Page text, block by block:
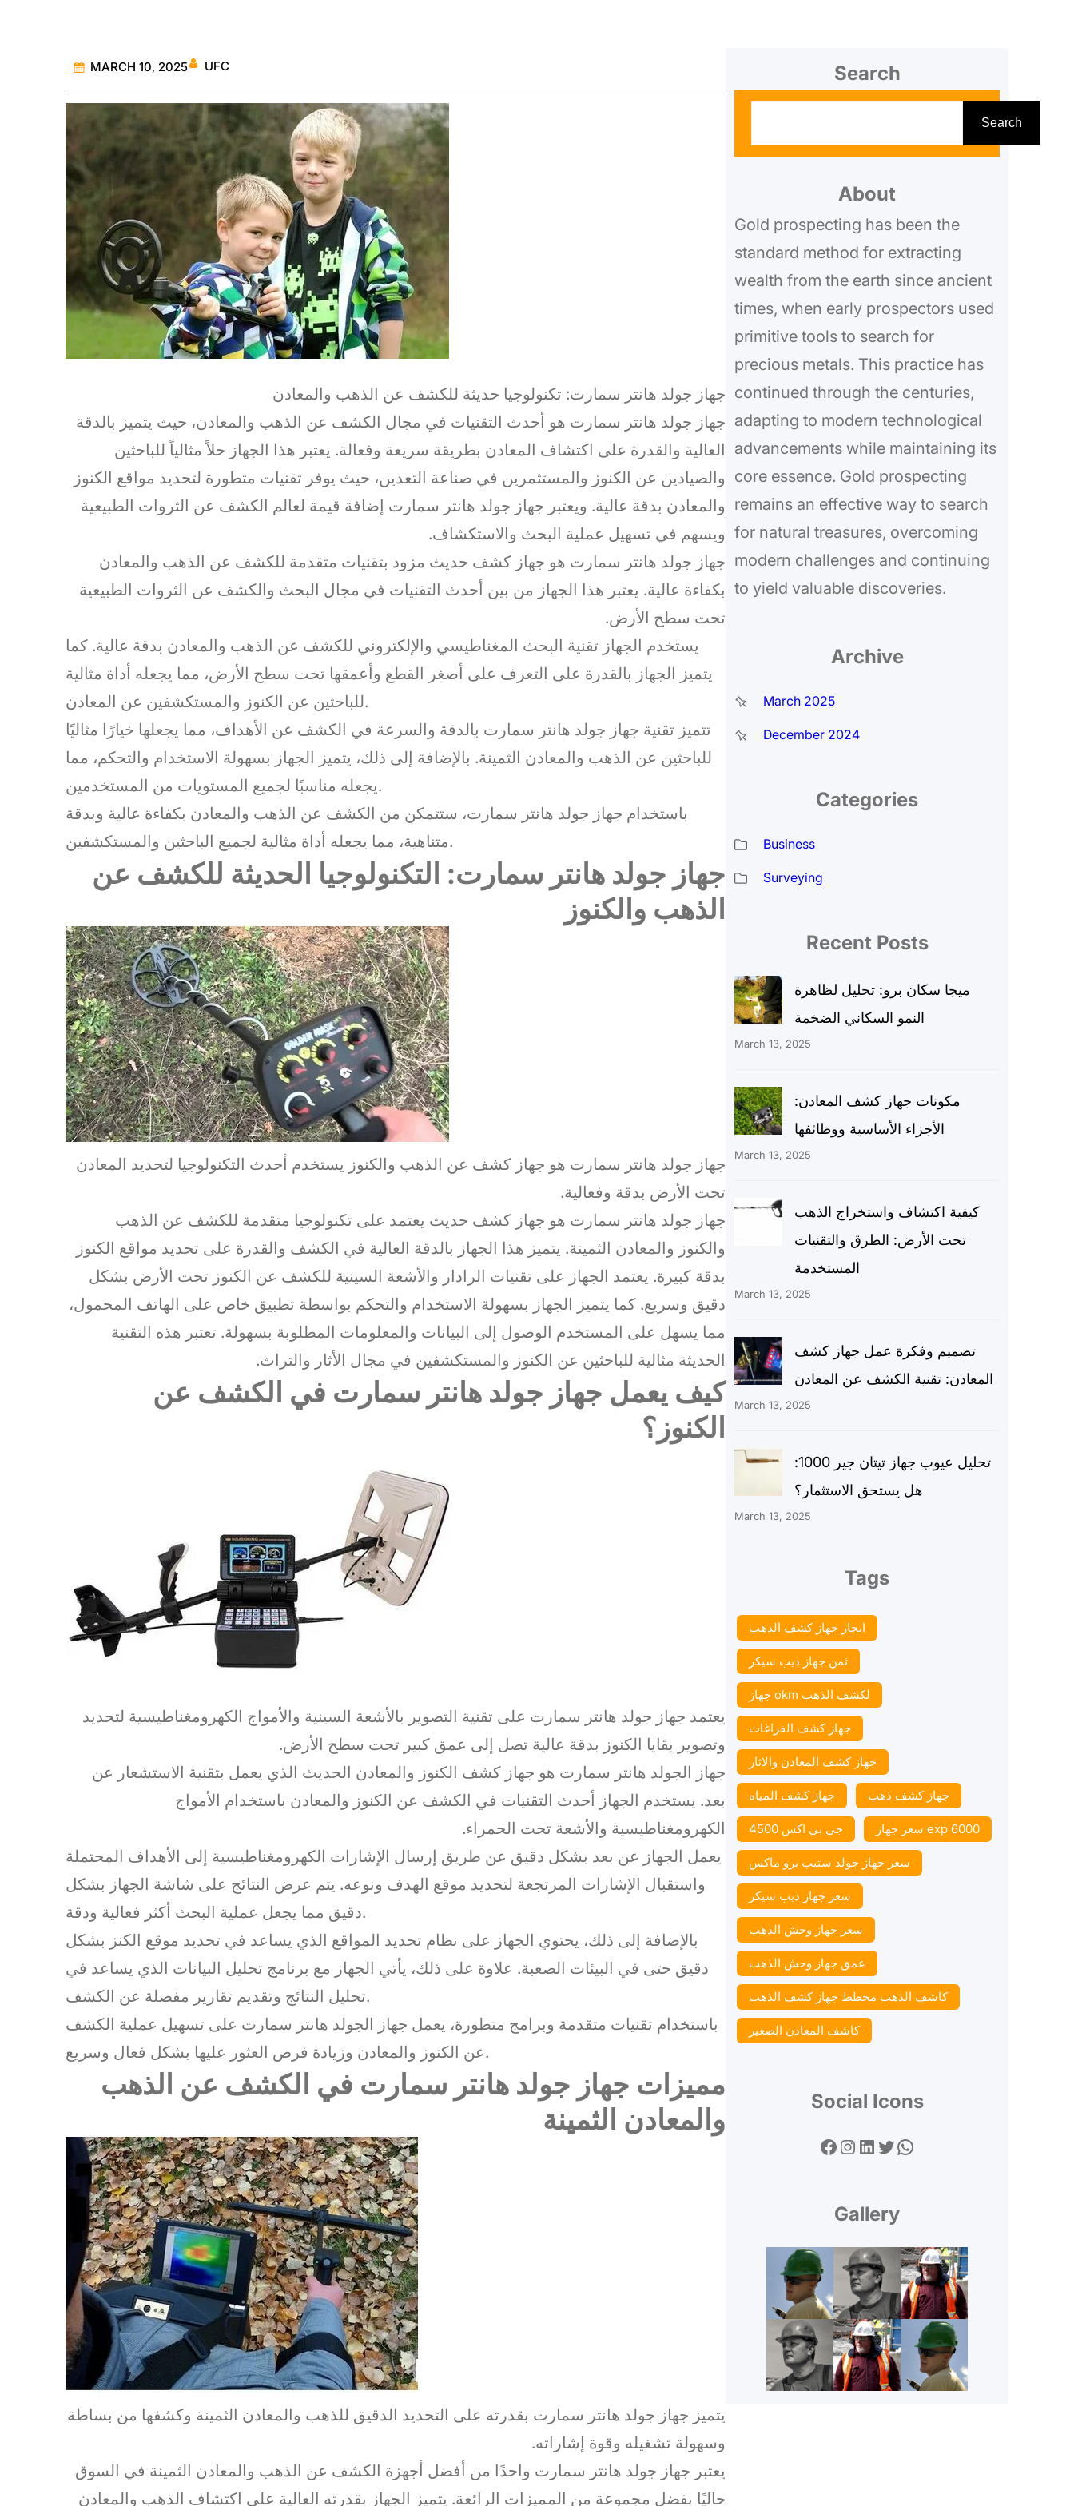
MARCH 10, 2025 UFC
جهاز جولد هانتر سمارت: تكنولوجيا حديثة للكشف عن الذهب والمعادن
جهاز جولد هانتر سمارت هو أحدث التقنيات في مجال الكشف عن الذهب والمعادن، حيث يتميز بالدقة
العالية والقدرة على اكتشاف المعادن بطريقة سريعة وفعالة. يعتبر هذا الجهاز حلاً مثالياً للباحثين
والصيادين عن الكنوز والمستثمرين في صناعة التعدين، حيث يوفر تقنيات متطورة لتحديد مواقع الكنوز
والمعادن بدقة عالية. ويعتبر جهاز جولد هانتر سمارت إضافة قيمة لعالم الكشف عن الثروات الطبيعية
ويسهم في تسهيل عملية البحث والاستكشاف.
جهاز جولد هانتر سمارت هو جهاز كشف حديث مزود بتقنيات متقدمة للكشف عن الذهب والمعادن
بكفاءة عالية. يعتبر هذا الجهاز من بين أحدث التقنيات في مجال البحث والكشف عن الثروات الطبيعية
تحت سطح الأرض.
يستخدم الجهاز تقنية البحث المغناطيسي والإلكتروني للكشف عن الذهب والمعادن بدقة عالية. كما
يتميز الجهاز بالقدرة على التعرف على أصغر القطع وأعمقها تحت سطح الأرض، مما يجعله أداة مثالية
للباحثين عن الكنوز والمستكشفين عن المعادن.
تتميز تقنية جهاز جولد هانتر سمارت بالدقة والسرعة في الكشف عن الأهداف، مما يجعلها خيارًا مثاليًا
للباحثين عن الذهب والمعادن الثمينة. بالإضافة إلى ذلك، يتميز الجهاز بسهولة الاستخدام والتحكم، مما
يجعله مناسبًا لجميع المستويات من المستخدمين.
باستخدام جهاز جولد هانتر سمارت، ستتمكن من الكشف عن الذهب والمعادن بكفاءة عالية وبدقة
متناهية، مما يجعله أداة مثالية لجميع الباحثين والمستكشفين.
جهاز جولد هانتر سمارت: التكنولوجيا الحديثة للكشف عن
الذهب والكنوز
جهاز جولد هانتر سمارت هو جهاز كشف عن الذهب والكنوز يستخدم أحدث التكنولوجيا لتحديد المعادن
تحت الأرض بدقة وفعالية.
جهاز جولد هانتر سمارت هو جهاز كشف حديث يعتمد على تكنولوجيا متقدمة للكشف عن الذهب
والكنوز والمعادن الثمينة. يتميز هذا الجهاز بالدقة العالية في الكشف والقدرة على تحديد مواقع الكنوز
بدقة كبيرة. يعتمد الجهاز على تقنيات الرادار والأشعة السينية للكشف عن الكنوز تحت الأرض بشكل
دقيق وسريع. كما يتميز الجهاز بسهولة الاستخدام والتحكم بواسطة تطبيق خاص على الهاتف المحمول،
مما يسهل على المستخدم الوصول إلى البيانات والمعلومات المطلوبة بسهولة. تعتبر هذه التقنية
الحديثة مثالية للباحثين عن الكنوز والمستكشفين في مجال الأثار والتراث.
كيف يعمل جهاز جولد هانتر سمارت في الكشف عن
الكنوز؟
يعتمد جهاز جولد هانتر سمارت على تقنية التصوير بالأشعة السينية والأمواج الكهرومغناطيسية لتحديد
وتصوير بقايا الكنوز بدقة عالية تصل إلى عمق كبير تحت سطح الأرض.
جهاز الجولد هانتر سمارت هو جهاز كشف الكنوز والمعادن الحديث الذي يعمل بتقنية الاستشعار عن
بعد. يستخدم الجهاز أحدث التقنيات في الكشف عن الكنوز والمعادن باستخدام الأمواج
الكهرومغناطيسية والأشعة تحت الحمراء.
يعمل الجهاز عن بعد بشكل دقيق عن طريق إرسال الإشارات الكهرومغناطيسية إلى الأهداف المحتملة
واستقبال الإشارات المرتجعة لتحديد موقع الهدف ونوعه. يتم عرض النتائج على شاشة الجهاز بشكل
دقيق مما يجعل عملية البحث أكثر فعالية ودقة.
بالإضافة إلى ذلك، يحتوي الجهاز على نظام تحديد المواقع الذي يساعد في تحديد موقع الكنز بشكل
دقيق حتى في البيئات الصعبة. علاوة على ذلك، يأتي الجهاز مع برنامج تحليل البيانات الذي يساعد في
تحليل النتائج وتقديم تقارير مفصلة عن الكشف.
باستخدام تقنيات متقدمة وبرامج متطورة، يعمل جهاز الجولد هانتر سمارت على تسهيل عملية الكشف
عن الكنوز والمعادن وزيادة فرص العثور عليها بشكل فعال وسريع.
مميزات جهاز جولد هانتر سمارت في الكشف عن الذهب
والمعادن الثمينة
يتميز جهاز جولد هانتر سمارت بقدرته على التحديد الدقيق للذهب والمعادن الثمينة وكشفها من بساطة
وسهولة تشغيله وقوة إشاراته.
يعتبر جهاز جولد هانتر سمارت واحدًا من أفضل أجهزة الكشف عن الذهب والمعادن الثمينة في السوق
حاليًا بفضل مجموعة من المميزات الرائعة. يتميز الجهاز بقدرته العالية على اكتشاف الذهب والمعادن
Search
a
c
Search
About
Gold prospecting has been the
standard method for extracting
wealth from the earth since ancient
times, when early prospectors used
primitive tools to search for
precious metals. This practice has
continued through the centuries,
adapting to modern technological
advancements while maintaining its
core essence. Gold prospecting
remains an effective way to search
for natural treasures, overcoming
modern challenges and continuing
to yield valuable discoveries.
Archive
March 2025
December 2024
Categories
Business
Surveying
Recent Posts
ميجا سكان برو: تحليل لظاهرة
النمو السكاني الضخمة
March 13, 2025
مكونات جهاز كشف المعادن:
الأجزاء الأساسية ووظائفها
March 13, 2025
كيفية اكتشاف واستخراج الذهب
تحت الأرض: الطرق والتقنيات
المستخدمة
March 13, 2025
تصميم وفكرة عمل جهاز كشف
المعادن: تقنية الكشف عن المعادن
March 13, 2025
تحليل عيوب جهاز تيتان جير 1000:
هل يستحق الاستثمار؟
March 13, 2025
Tags
ايجار جهاز كشف الذهب
ثمن جهاز ديب سيكر
جهاز okm لكشف الذهب
جهاز كشف الفراغات
جهاز كشف المعادن والاثار
جهاز كشف المياه جهاز كشف ذهب
جي بي اكس 4500 سعر جهاز exp 6000
سعر جهاز جولد ستيب برو ماكس
سعر جهاز ديب سيكر
سعر جهاز وحش الذهب
عمق جهاز وحش الذهب
كاشف الذهب مخطط جهاز كشف الذهب
كاشف المعادن الصغير
Social Icons
Facebook Instagram LinkedIn Twitter WhatsApp
Gallery